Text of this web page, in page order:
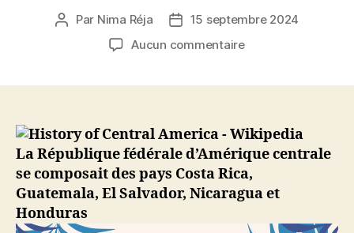
Auteur
Par Nima Réja
Date15 septembre 2024
Aucun commentairesur
L’indépendance
les
5
pays
d’Amérique
La République fédérale d’Amérique centrale
se composait des pays Costa Rica,
Guatemala, El Salvador, Nicaragua et
Honduras